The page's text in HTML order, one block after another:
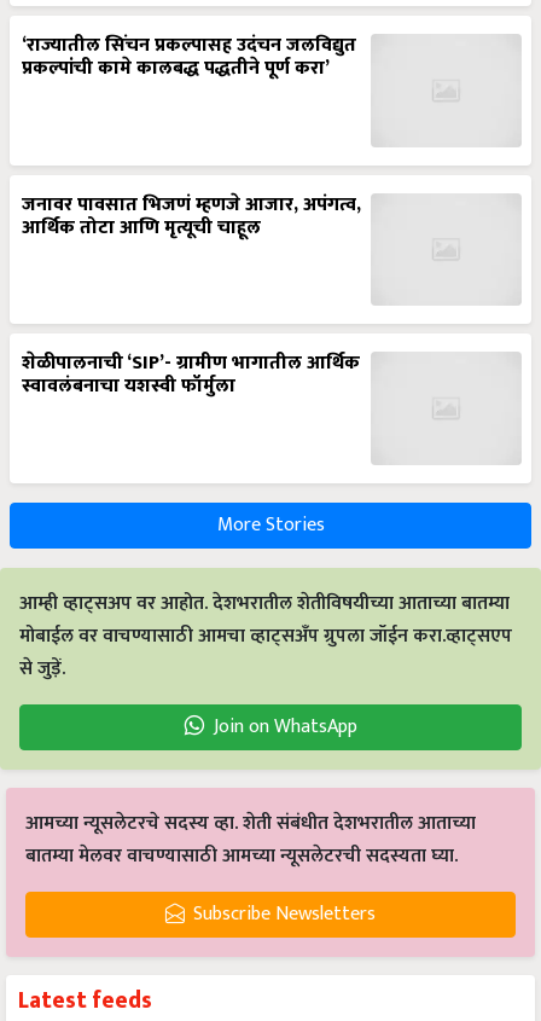
‘राज्यातील सिंचन प्रकल्पासह उदंचन जलविद्युत
प्रकल्पांची कामे कालबद्ध पद्धतीने पूर्ण करा’
जनावर पावसात भिजणं म्हणजे आजार, अपंगत्व,
आर्थिक तोटा आणि मृत्यूची चाहूल
शेळीपालनाची ‘SIP’- ग्रामीण भागातील आर्थिक
स्वावलंबनाचा यशस्वी फॉर्मुला
More Stories
आम्ही व्हाट्सअप वर आहोत. देशभरातील शेतीविषयीच्या आताच्या बातम्या
मोबाईल वर वाचण्यासाठी आमचा व्हाट्सअँप ग्रुपला जॉईन करा.व्हाट्सएप
से जुड़ें.
Join on WhatsApp
आमच्या न्यूसलेटरचे सदस्य व्हा. शेती संबंधीत देशभरातील आताच्या
बातम्या मेलवर वाचण्यासाठी आमच्या न्यूसलेटरची सदस्यता घ्या.
Subscribe Newsletters
Latest feeds